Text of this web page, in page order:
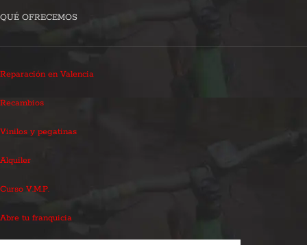
QUÉ OFRECEMOS
Reparación en Valencia
Recambios
Vinilos y pegatinas
Alquiler
Curso V.M.P.
Abre tu franquicia